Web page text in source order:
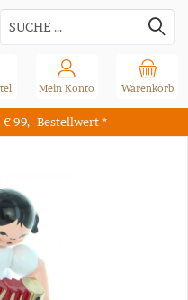
99,- Bestellwert *
Warenkorb
Mein Konto